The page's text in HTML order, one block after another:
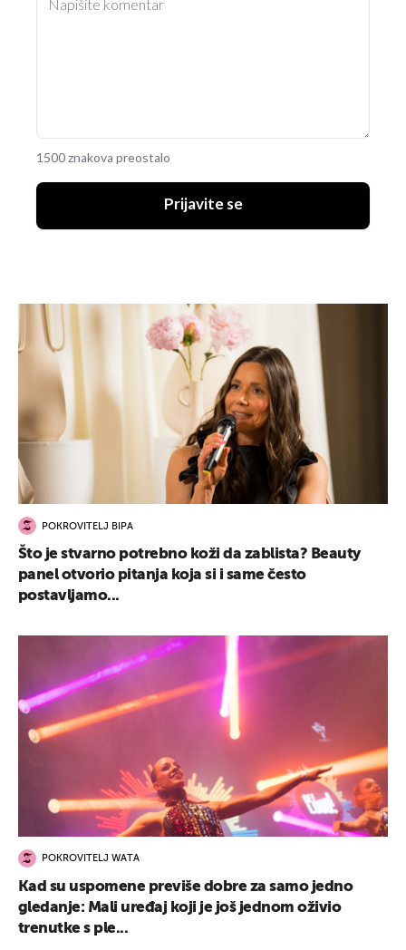
1500 znakova preostalo
Prijavite se
POKROVITELJ BIPA
Što je stvarno potrebno koži da zablista? Beauty
panel otvorio pitanja koja si i same često
postavljamo...
POKROVITELJ WATA
Kad su uspomene previše dobre za samo jedno
gledanje: Mali uređaj koji je još jednom oživio
trenutke s ple...